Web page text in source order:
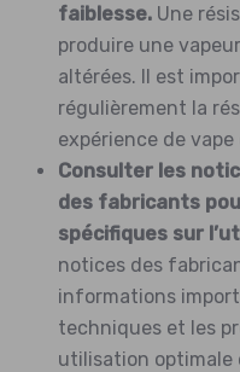
faiblesse. Une
produire une
altérées. Il est
régulièrement la
expérience de vape
Consulter les
des fabricants
spécifiques sur
notices des
informations
techniques et les
utilisation optimale